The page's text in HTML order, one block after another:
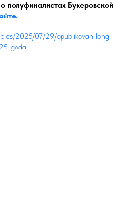
полуфиналистах Букеровской
2025/07/29/opublikovan-long-
goda